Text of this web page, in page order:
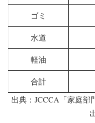
ゴミ
水道
軽油
合計
出典：JCCCA「家庭部